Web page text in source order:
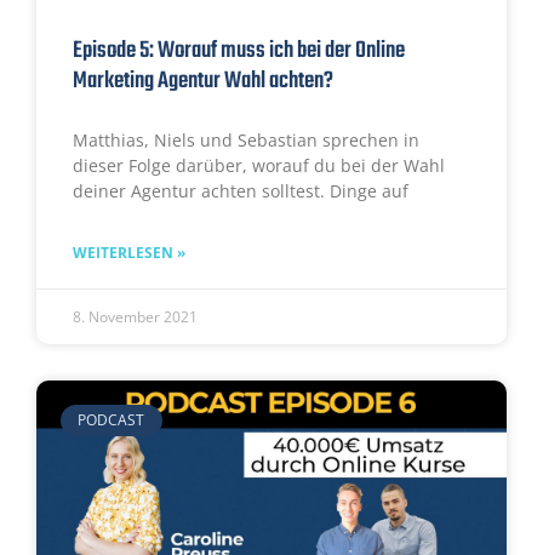
Episode 5: Worauf muss ich bei der Online
Marketing Agentur Wahl achten?
Matthias, Niels und Sebastian sprechen in
dieser Folge darüber, worauf du bei der Wahl
deiner Agentur achten solltest. Dinge auf
WEITERLESEN »
8. November 2021
PODCAST